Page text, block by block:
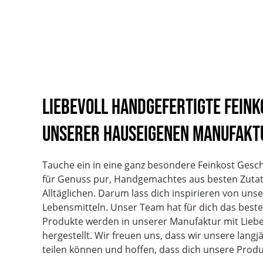
Liebevoll handgefertigte
unserer hauseigenen
Tauche ein in eine ganz besondere Feinkost
für Genuss pur, Handgemachtes aus besten
Alltäglichen. Darum lass dich inspirieren von
Lebensmitteln. Unser Team hat für dich das
Produkte werden in unserer Manufaktur mit
hergestellt. Wir freuen uns, dass wir unsere
teilen können und hoffen, dass dich unsere